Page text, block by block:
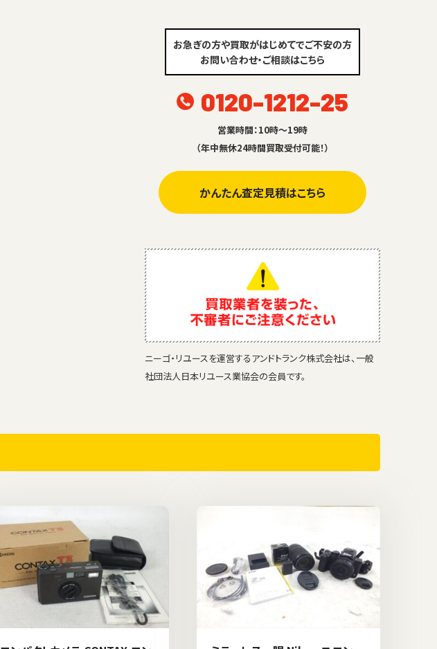
お急ぎの方や買取がはじめてでご不安の方
お問い合わせ・ご相談はこちら
0120-1212-25
営業時間：10時～19時
（年中無休24時間買取受付可能！）
かんたん査定見積はこちら
ニーゴ・リユースを運営するアンドトランク株式会社は、一般
社団法人日本リユース業協会の会員です。